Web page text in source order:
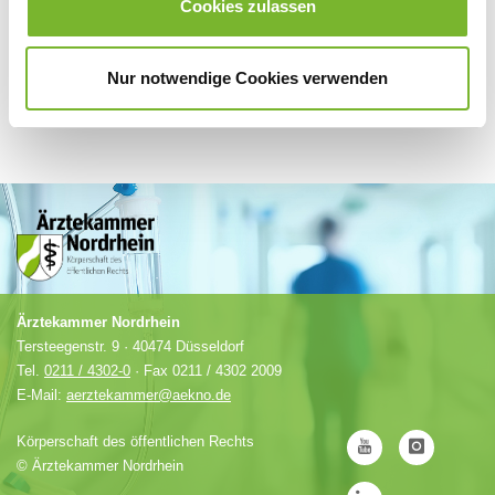
Cookies zulassen
Nur notwendige Cookies verwenden
Ärztekammer Nordrhein
Tersteegenstr. 9 · 40474 Düsseldorf
Tel. 0211 / 4302-0 · Fax 0211 / 4302 2009
E-Mail: aerztekammer@aekno.de
Körperschaft des öffentlichen Rechts
© Ärztekammer Nordrhein